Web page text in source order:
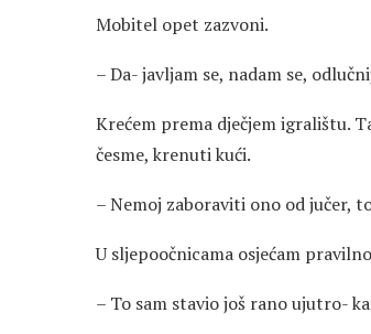
Mobitel opet zazvoni.
– Da- javljam se, nadam se,
Krećem prema dječjem igralištu.
česme, krenuti kući.
– Nemoj zaboraviti ono od jučer,
U sljepoočnicama osjećam
– To sam stavio još rano ujutro-